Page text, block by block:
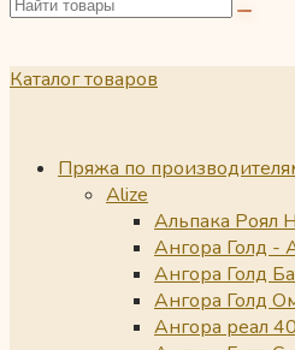
Каталог товаров
Пряжа по
Alize
Альпака Роял
Ангора Голд -
Ангора Голд
Ангора Голд
Ангора реал